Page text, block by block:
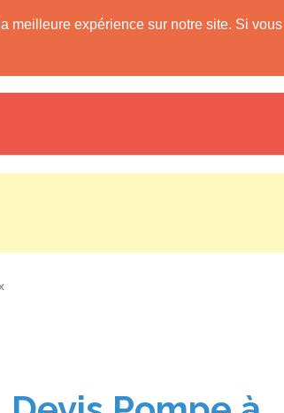
meilleure expérience sur notre site. Si
à Chaleur